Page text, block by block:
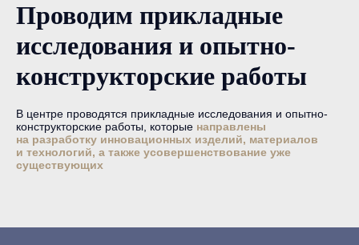
Проводим прикладные
исследования и опытно-
конструкторские работы
В центре проводятся прикладные исследования и опытно-
конструкторские работы, которые направлены
на разработку инновационных изделий, материалов
и технологий, а также усовершенствование уже
существующих